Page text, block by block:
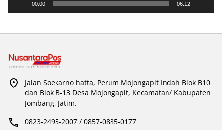
00:00 06:12
Jalan Soekarno hatta, Perum Mojongapit Indah Blok B10
dan Blok B-13 Desa Mojongapit, Kecamatan/ Kabupaten
Jombang, Jatim.
0823-2495-2007 / 0857-0885-0177